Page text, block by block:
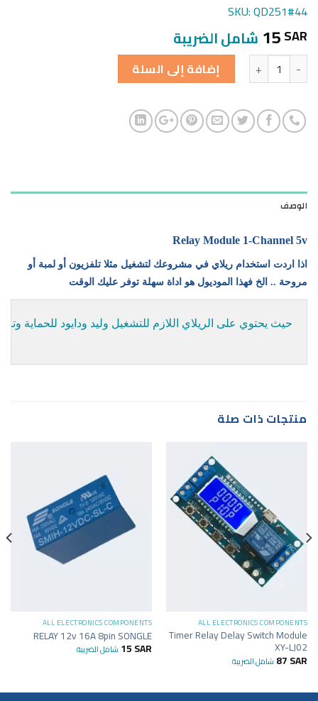
SKU: QD251#44
15SAR شامل الضريبة
الكمية إضافة إلى السلة
الوصف
Relay Module 1-Channel 5v
اذا اردت استخدام ريلاي في مشروعك لتشغيل مثلا تلفزيون أو لمبة أو
مروحة .. الخ فهذا الموديول هو اداة سهلة توفر عليك الوقت
منتجات ذات صلة
ALL ELECTRONICS COMPONENTS
Timer Relay Delay Switch Module
XY-LJ02
87SAR شامل الضريبة
ALL ELECTRONICS COMPONENTS
RELAY 12v 16A 8pin SONGLE
15SAR شامل الضريبة